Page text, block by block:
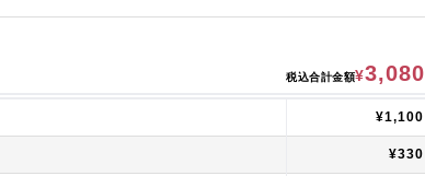
税込合計金額¥3,080
¥1,100
¥330